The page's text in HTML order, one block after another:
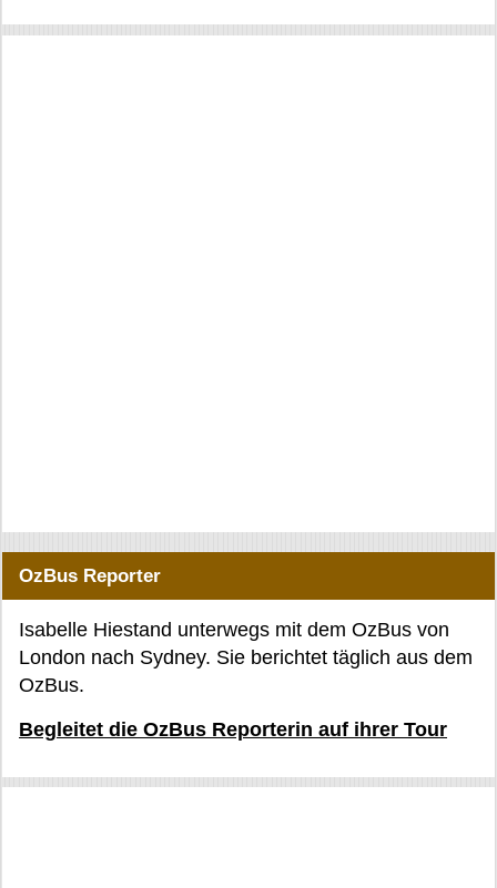
OzBus Reporter
Isabelle Hiestand unterwegs mit dem OzBus von
London nach Sydney. Sie berichtet täglich aus dem
OzBus.
Begleitet die OzBus Reporterin auf ihrer Tour